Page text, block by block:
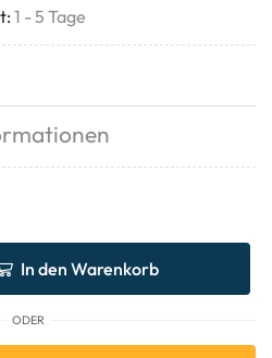
1 - 5 Tage
In den Warenkorb
ODER